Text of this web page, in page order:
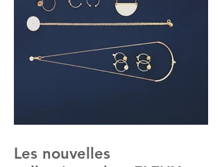
Les nouvelles